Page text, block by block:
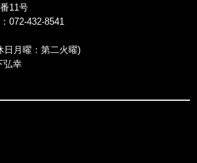
11号
072-432-8541
日月曜：第二火曜)
弘幸